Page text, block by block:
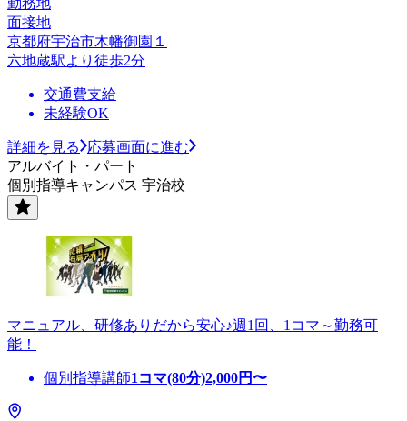
面接地
京都府宇治市木幡御園１
六地蔵駅より徒歩2分
交通費支給
未経験OK
詳細を見る
応募画面に進む
アルバイト・パート
個別指導キャンパス 宇治校
マニュアル、研修ありだから安心♪週1回、1コマ～勤務可
能！
個別指導講師1コマ(80分)2,000円〜